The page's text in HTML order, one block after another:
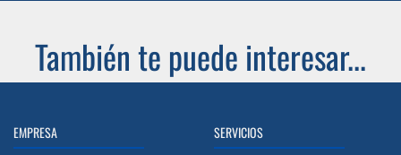
También te puede interesar...
EMPRESA
SERVICIOS